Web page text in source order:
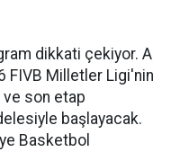
dikkati çekiyor. A
FIVB Milletler Ligi'nin
son etap
başlayacak.
Basketbol